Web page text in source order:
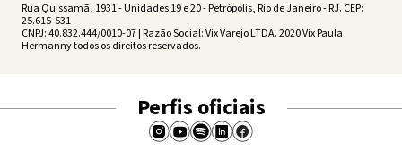
Rua Quissamã, 1931 - Unidades 19 e 20 - Petrópolis, Rio de Janeiro - RJ. CEP:
25.615-531
CNPJ: 40.832.444/0010-07 | Razão Social: Vix Varejo LTDA. 2020 Vix Paula
Hermanny todos os direitos reservados.
Perfis oficiais